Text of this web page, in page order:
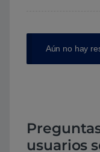
Aún no hay
usuarios